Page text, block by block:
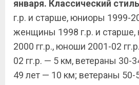
января. Классический
г.р. и старше, юниоры 1999-
женщины 1998 г.р. и старше,
2000 гг.р., юноши 2001-02
02 гг.р. — 5 км, ветераны 30-
49 лет — 10 км; ветераны 50-